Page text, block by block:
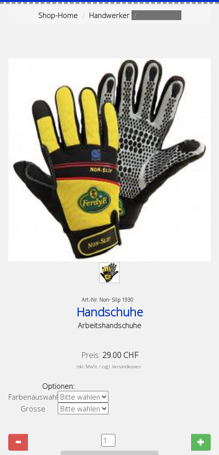
Shop-Home Handwerker
Art.-Nr. Non- Slip 1930
Handschuhe
Arbeitshandschuhe
Preis: 29.00 CHF
inkl. MwSt. / zzgl. Versandkosten
Optionen:
Farbenauswahl
Grösse